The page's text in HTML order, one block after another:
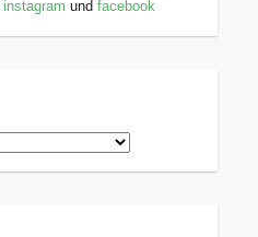
instagram undfacebook